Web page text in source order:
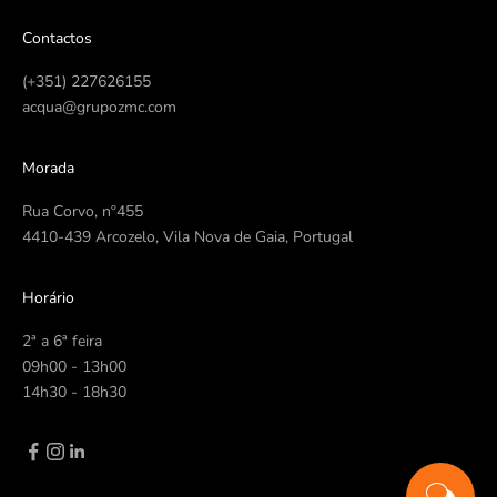
Contactos
(+351) 227626155
acqua@grupozmc.com
Morada
Rua Corvo, nº455
4410-439 Arcozelo, Vila Nova de Gaia, Portugal
Horário
2ª a 6ª feira
09h00 - 13h00
14h30 - 18h30